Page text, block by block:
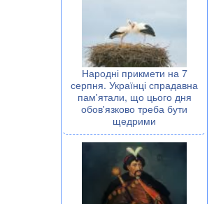
Народні прикмети на 7
серпня. Українці спрадавна
пам'ятали, що цього дня
обов'язково треба бути
щедрими